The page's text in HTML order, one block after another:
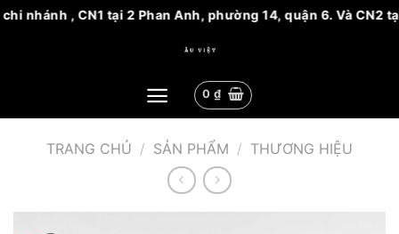
, CN1 tại 2 Phan Anh, phường 14, quận 6. Và CN2
0 ₫
TRANG CHỦ / SẢN PHẨM / THƯƠNG HIỆU